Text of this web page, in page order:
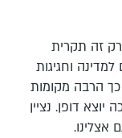
זה תקרית
רוטמן. חגיגות 75 שנים למדינה וחגיגות
כך הרבה מקומות
דופן. נציין
אצלינו.